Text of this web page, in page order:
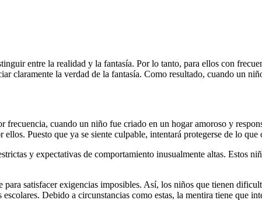
entre la realidad y la fantasía. Por lo tanto, para ellos con
claramente la verdad de la fantasía. Como resultado, cuando un
cuando un niño fue criado en un hogar amoroso y
Puesto que ya se siente culpable, intentará protegerse de lo
y expectativas de comportamiento inusualmente altas. Estos
satisfacer exigencias imposibles. Así, los niños que tienen
Debido a circunstancias como estas, la mentira tiene que